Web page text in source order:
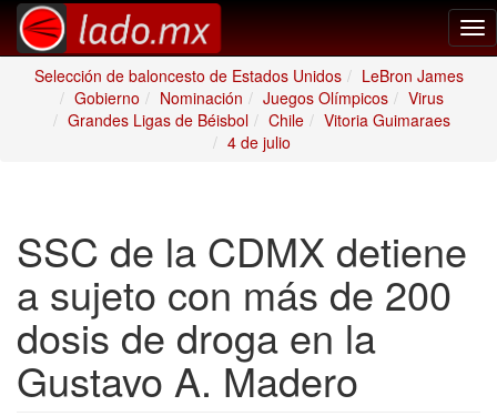
Selección de baloncesto de Estados Unidos
LeBron James
Gobierno
Nominación Juegos Olímpicos
Virus
Grandes Ligas de Béisbol
Chile
Vitoria Guimaraes
4 de julio
SSC de la CDMX detiene
a sujeto con más de 200
dosis de droga en la
Gustavo A. Madero